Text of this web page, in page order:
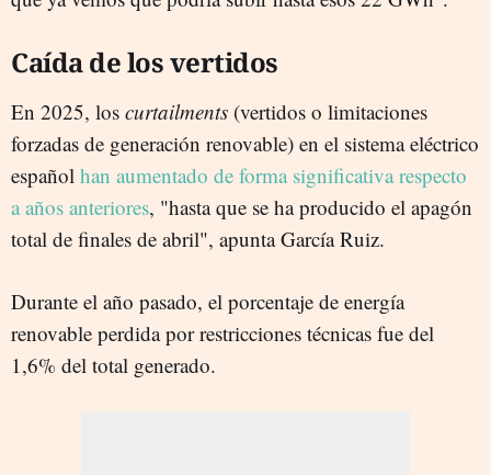
Caída de los vertidos
En 2025, los curtailments (vertidos o limitaciones
forzadas de generación renovable) en el sistema eléctrico
español han aumentado de forma significativa respecto
a años anteriores, "hasta que se ha producido el apagón
total de finales de abril", apunta García Ruiz.
Durante el año pasado, el porcentaje de energía
renovable perdida por restricciones técnicas fue del
1,6% del total generado.